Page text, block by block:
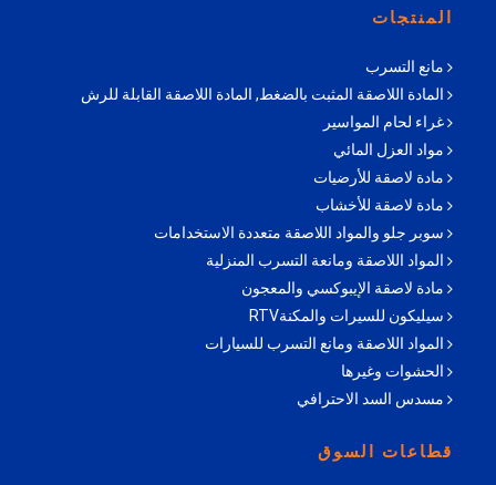
المنتجات
مانع التسرب
المادة اللاصقة المثبت بالضغط, المادة اللاصقة القابلة للرش
غراء لحام المواسير
مواد العزل المائي
مادة لاصقة للأرضيات
مادة لاصقة للأخشاب
سوبر جلو والمواد اللاصقة متعددة الاستخدامات
المواد اللاصقة ومانعة التسرب المنزلية
مادة لاصقة الإيبوكسي والمعجون
سيليكون للسيرات والمكنةRTV
المواد اللاصقة ومانع التسرب للسيارات
الحشوات وغيرها
مسدس السد الاحترافي
قطاعات السوق